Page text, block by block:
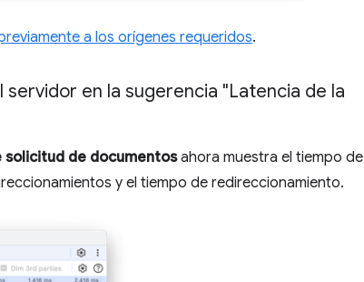
a los orígenes requeridos.
en la sugerencia "Latencia de la
solicitud de documentosahora muestra el tiempo de
y el tiempo de redireccionamiento.